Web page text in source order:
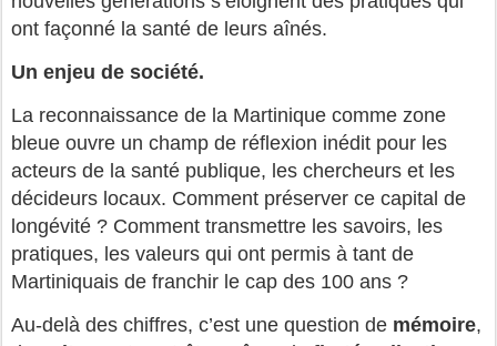
ont façonné la santé de leurs aînés.
Un enjeu de société.
La reconnaissance de la Martinique comme zone
bleue ouvre un champ de réflexion inédit pour les
acteurs de la santé publique, les chercheurs et les
décideurs locaux. Comment préserver ce capital de
longévité ? Comment transmettre les savoirs, les
pratiques, les valeurs qui ont permis à tant de
Martiniquais de franchir le cap des 100 ans ?
Au-delà des chiffres, c’est une question de mémoire,